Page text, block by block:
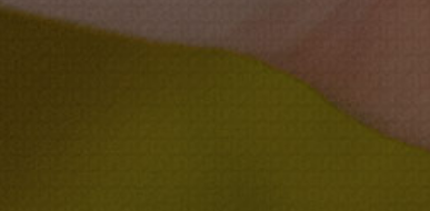
Galería de Nuestra Casa